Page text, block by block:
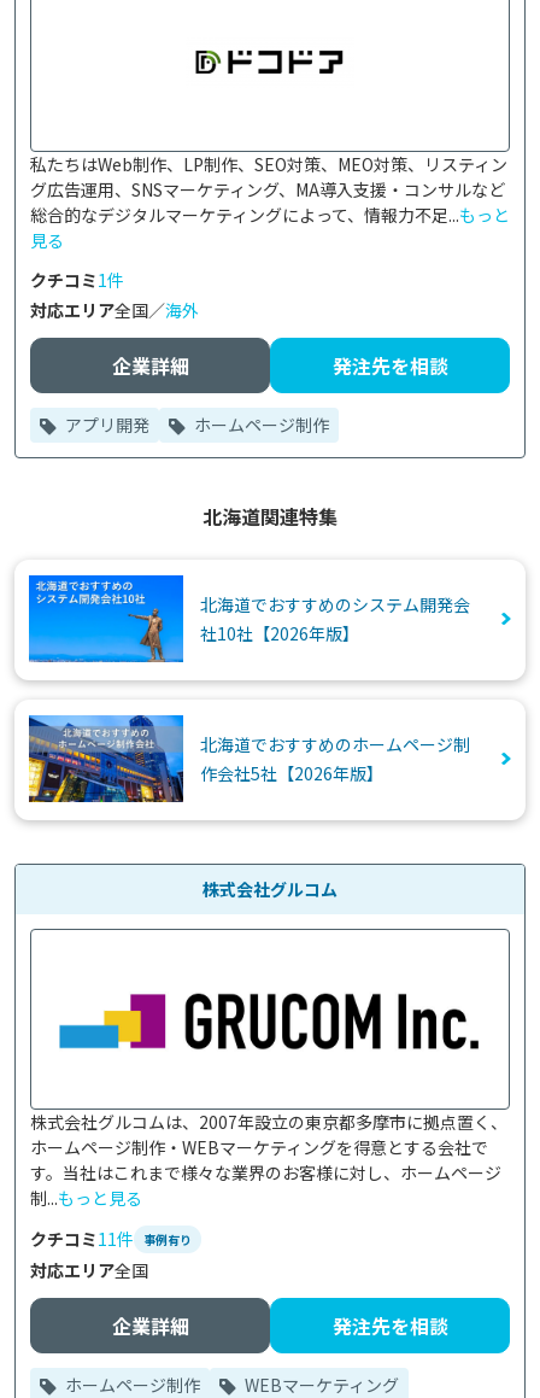
私たちはWeb制作、LP制作、SEO対策、MEO対策、リスティン
グ広告運用、SNSマーケティング、MA導入支援・コンサルなど
総合的なデジタルマーケティングによって、情報力不足...もっと
見る
クチコミ1件
対応エリア全国／海外
企業詳細 発注先を相談
アプリ開発 ホームページ制作
北海道関連特集
北海道でおすすめのシステム開発会
社10社【2026年版】
北海道でおすすめのホームページ制
作会社5社【2026年版】
株式会社グルコム
株式会社グルコムは、2007年設立の東京都多摩市に拠点置く、
ホームページ制作・WEBマーケティングを得意とする会社で
す。当社はこれまで様々な業界のお客様に対し、ホームページ
制...もっと見る
クチコミ11件 事例有り
対応エリア全国
企業詳細 発注先を相談
ホームページ制作 WEBマーケティング